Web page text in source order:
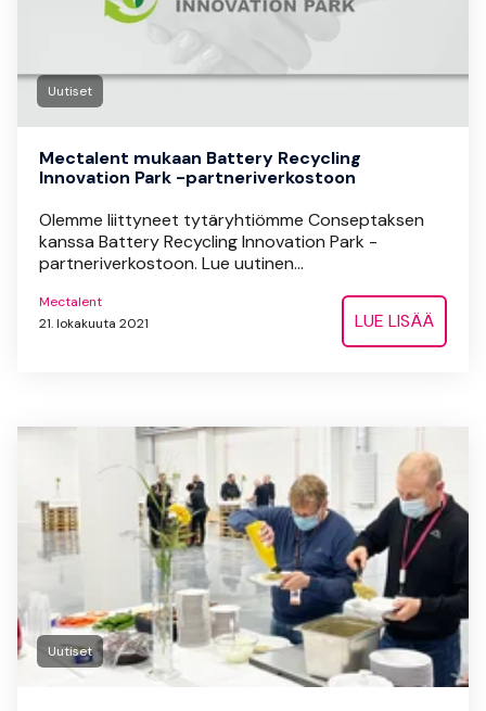
Uutiset
Mectalent mukaan Battery Recycling
Innovation Park -partneriverkostoon
Olemme liittyneet tytäryhtiömme Conseptaksen
kanssa Battery Recycling Innovation Park -
partneriverkostoon. Lue uutinen...
Mectalent
21. lokakuuta 2021
LUE LISÄÄ
Uutiset